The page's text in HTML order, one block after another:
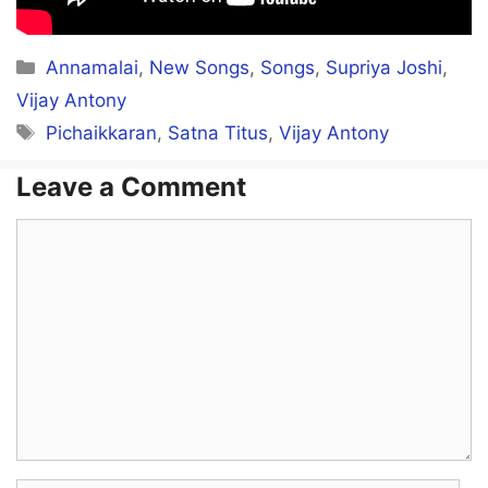
Ennaku ennanathu
Manam thadumaruthu
Vizhi unnai thedithaan oduthu
Theduthu oo…
En kaaladi mannil pathinthalum
Categories
Annamalai, New Songs, Songs, Supriya Joshi,
Vijay Antony
Tags
Pichaikkaran, Satna Titus,Vijay Antony
Leave a Comment